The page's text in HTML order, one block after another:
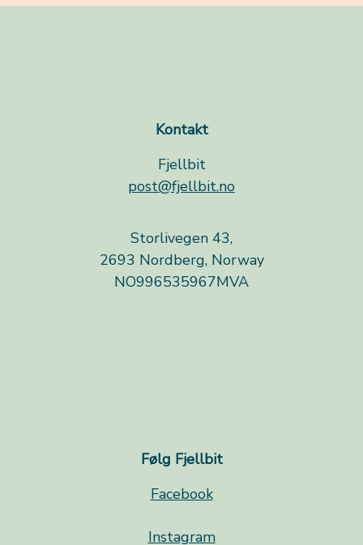
Kontakt
Fjellbit
post@fjellbit.no
Storlivegen 43,
2693 Nordberg, Norway
NO996535967MVA
Følg Fjellbit
Facebook
Instagram